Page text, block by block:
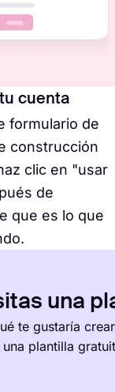
cuenta
formulario de
construcción
clic en "usar
de
que es lo que
una
te gustaría
plantilla